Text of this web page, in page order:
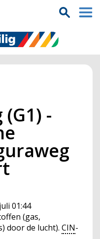
-
01:44
(gas,
door de lucht). CIN-